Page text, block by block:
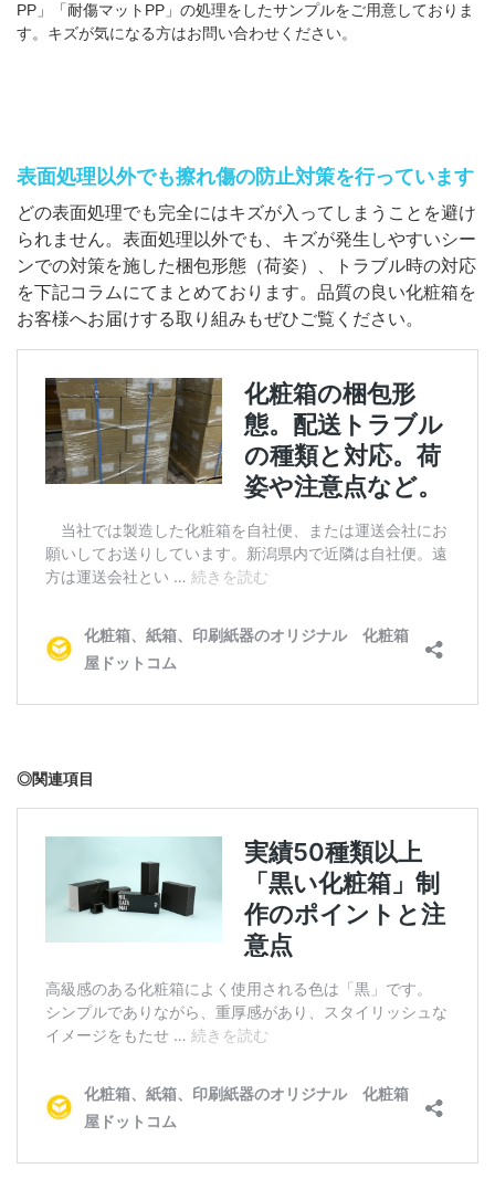
PP」「耐傷マットPP」の処理をしたサンプルをご用意しておりま
す。キズが気になる方はお問い合わせください。
表面処理以外でも擦れ傷の防止対策を行っています
どの表面処理でも完全にはキズが入ってしまうことを避け
られません。表面処理以外でも、キズが発生しやすいシー
ンでの対策を施した梱包形態（荷姿）、トラブル時の対応
を下記コラムにてまとめております。品質の良い化粧箱を
お客様へお届けする取り組みもぜひご覧ください。
◎関連項目